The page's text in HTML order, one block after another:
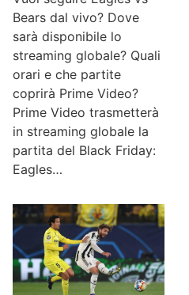
Bears dal vivo? Dove
sarà disponibile lo
streaming globale? Quali
orari e che partite
coprirà Prime Video?
Prime Video trasmetterà
in streaming globale la
partita del Black Friday:
Eagles…